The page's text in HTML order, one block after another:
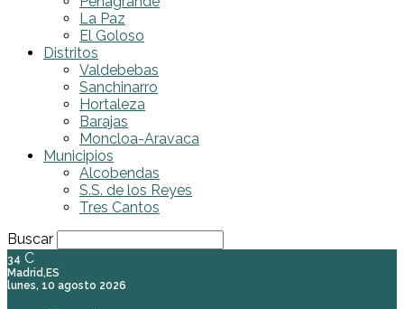
La Paz
El Goloso
Distritos
Valdebebas
Sanchinarro
Hortaleza
Barajas
Moncloa-Aravaca
Municipios
Alcobendas
S.S. de los Reyes
Tres Cantos
Buscar
34 C
Madrid,ES
lunes, 10 agosto 2026